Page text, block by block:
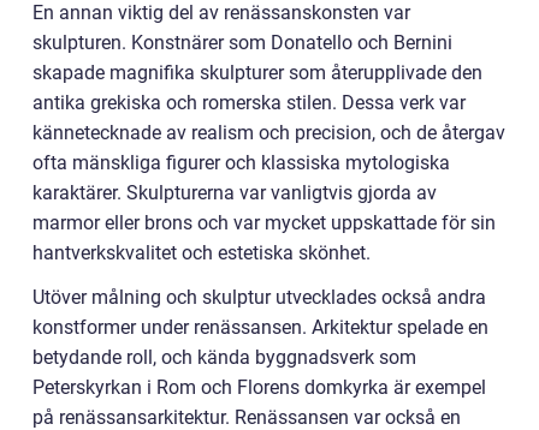
En annan viktig del av renässanskonsten var
skulpturen. Konstnärer som Donatello och Bernini
skapade magnifika skulpturer som återupplivade den
antika grekiska och romerska stilen. Dessa verk var
kännetecknade av realism och precision, och de återgav
ofta mänskliga figurer och klassiska mytologiska
karaktärer. Skulpturerna var vanligtvis gjorda av
marmor eller brons och var mycket uppskattade för sin
hantverkskvalitet och estetiska skönhet.
Utöver målning och skulptur utvecklades också andra
konstformer under renässansen. Arkitektur spelade en
betydande roll, och kända byggnadsverk som
Peterskyrkan i Rom och Florens domkyrka är exempel
på renässansarkitektur. Renässansen var också en